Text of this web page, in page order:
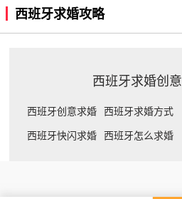
西班牙求婚攻略
西班牙求婚创意
西班牙创意求婚 西班牙求婚方式
西班牙快闪求婚 西班牙怎么求婚